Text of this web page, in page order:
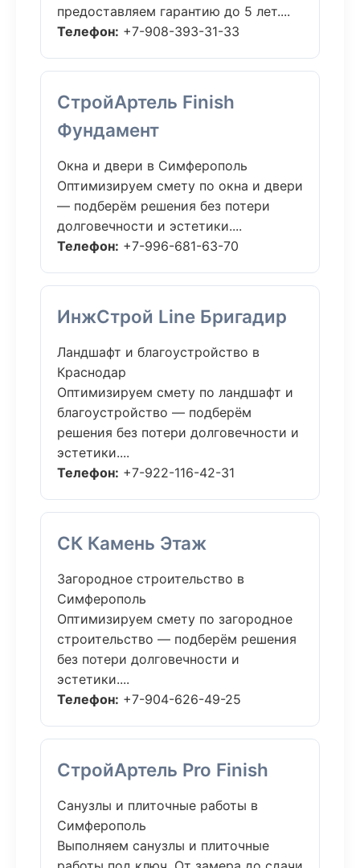
предоставляем гарантию до 5 лет....
Телефон: +7-908-393-31-33
СтройАртель Finish
Фундамент
Окна и двери в Симферополь
Оптимизируем смету по окна и двери
— подберём решения без потери
долговечности и эстетики....
Телефон: +7-996-681-63-70
ИнжСтрой Line Бригадир
Ландшафт и благоустройство в
Краснодар
Оптимизируем смету по ландшафт и
благоустройство — подберём
решения без потери долговечности и
эстетики....
Телефон: +7-922-116-42-31
СК Камень Этаж
Загородное строительство в
Симферополь
Оптимизируем смету по загородное
строительство — подберём решения
без потери долговечности и
эстетики....
Телефон: +7-904-626-49-25
СтройАртель Pro Finish
Санузлы и плиточные работы в
Симферополь
Выполняем санузлы и плиточные